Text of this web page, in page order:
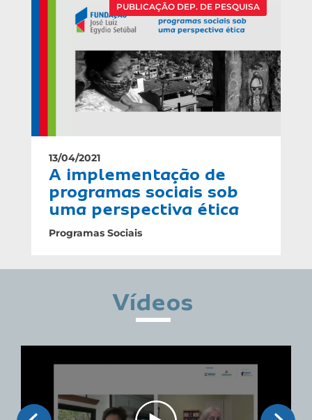
PUBLICAÇÃO DEP. DE PESQUISA
13/04/2021
A implementação de
programas sociais sob
uma perspectiva ética
Programas Sociais
Vídeos